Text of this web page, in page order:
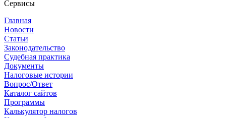
Сервисы
Главная
Новости
Cтатьи
Законодательство
Судебная практика
Документы
Налоговые истории
Вопрос/Ответ
Каталог сайтов
Программы
Калькулятор налогов